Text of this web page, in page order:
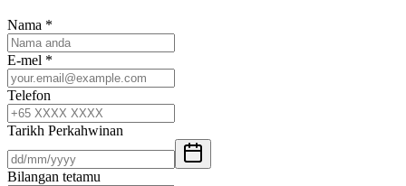
Nama *
E-mel *
Telefon
Tarikh Perkahwinan
Bilangan tetamu